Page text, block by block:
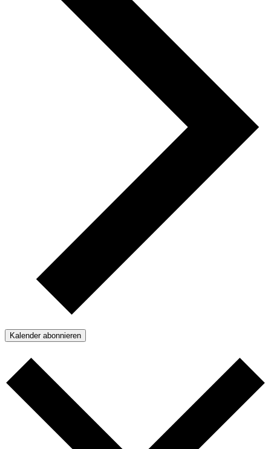
Kalender abonnieren